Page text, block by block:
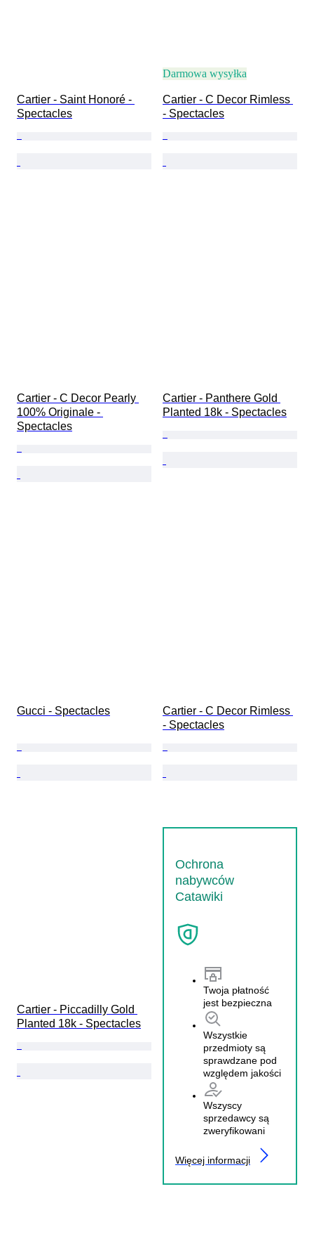
Cartier - Saint Honoré -
Spectacles
Darmowa wysyłka
Cartier - C Decor Rimless
- Spectacles
Cartier - C Decor Pearly
100% Originale -
Spectacles
Cartier - Panthere Gold
Planted 18k - Spectacles
Gucci - Spectacles
Cartier - C Decor Rimless
- Spectacles
Cartier - Piccadilly Gold
Planted 18k - Spectacles
Ochrona
nabywców
Catawiki
Twoja płatność
jest bezpieczna
Wszystkie
przedmioty są
sprawdzane pod
względem jakości
Wszyscy
sprzedawcy są
zweryfikowani
Więcej informacji